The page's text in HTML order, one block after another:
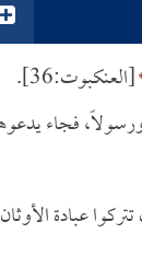
[العنكبوت:36].
ورسولاً، فجاء
عبادة الأوثان